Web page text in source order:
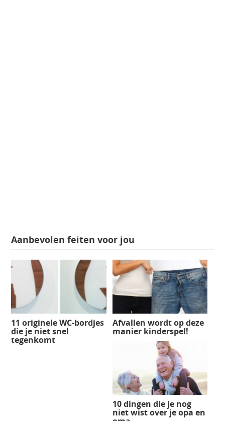
Aanbevolen feiten voor jou
11 originele WC-bordjes
die je niet snel
tegenkomt
Afvallen wordt op deze
manier kinderspel!
10 dingen die je nog
niet wist over je opa en